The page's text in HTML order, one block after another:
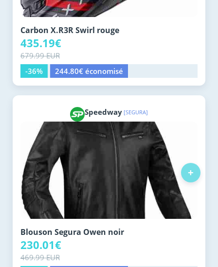
Carbon X.R3R Swirl rouge
435.19€
679.99 EUR
-36%
244.80€ économisé
Speedway [SEGURA]
Blouson Segura Owen noir
230.01€
469.99 EUR
+